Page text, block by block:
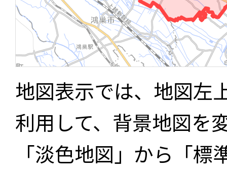
地図表示では、地図左
利用して、背景地図を
「淡色地図」から「